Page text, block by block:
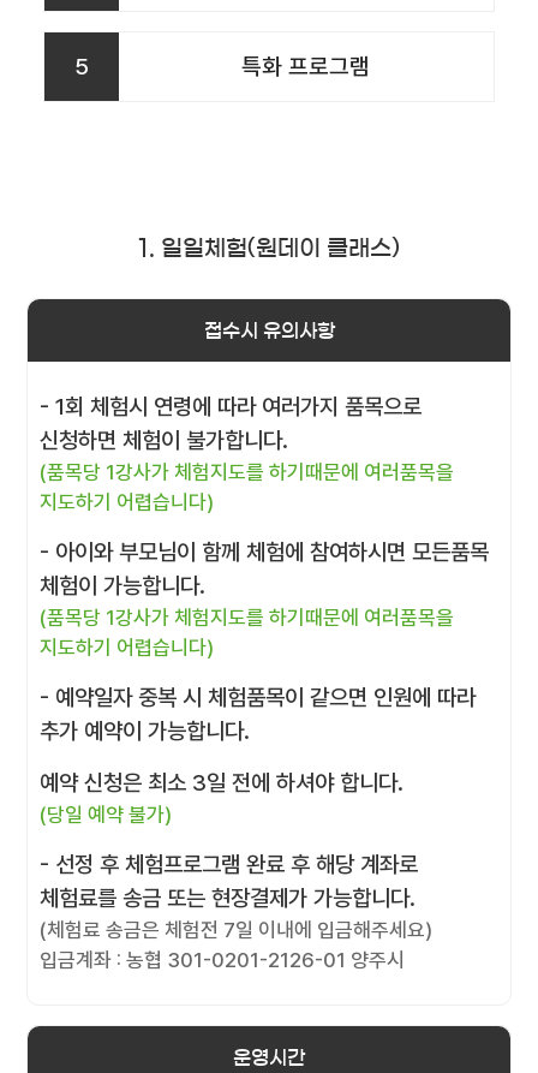
5 특화 프로그램
1. 일일체험(원데이 클래스)
접수시 유의사항
- 1회 체험시 연령에 따라 여러가지 품목으로
신청하면 체험이 불가합니다.
(품목당 1강사가 체험지도를 하기때문에 여러품목을
지도하기 어렵습니다)
- 아이와 부모님이 함께 체험에 참여하시면 모든품목
체험이 가능합니다.
(품목당 1강사가 체험지도를 하기때문에 여러품목을
지도하기 어렵습니다)
- 예약일자 중복 시 체험품목이 같으면 인원에 따라
추가 예약이 가능합니다.
예약 신청은 최소 3일 전에 하셔야 합니다.
(당일 예약 불가)
- 선정 후 체험프로그램 완료 후 해당 계좌로
체험료를 송금 또는 현장결제가 가능합니다.
(체험료 송금은 체험전 7일 이내에 입금해주세요)
입금계좌 : 농협 301-0201-2126-01 양주시
운영시간